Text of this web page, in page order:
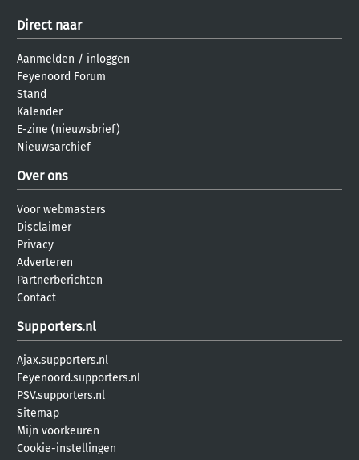
Direct naar
Aanmelden / inloggen
Feyenoord Forum
Stand
Kalender
E-zine (nieuwsbrief)
Nieuwsarchief
Over ons
Voor webmasters
Disclaimer
Privacy
Adverteren
Partnerberichten
Contact
Supporters.nl
Ajax.supporters.nl
Feyenoord.supporters.nl
PSV.supporters.nl
Sitemap
Mijn voorkeuren
Cookie-instellingen